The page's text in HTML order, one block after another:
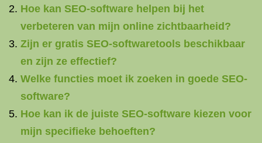
Hoe kan SEO-software helpen bij het
verbeteren van mijn online zichtbaarheid?
Zijn er gratis SEO-softwaretools beschikbaar
en zijn ze effectief?
Welke functies moet ik zoeken in goede SEO-
software?
Hoe kan ik de juiste SEO-software kiezen voor
mijn specifieke behoeften?